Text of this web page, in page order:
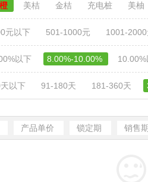
美桔 金桔 充电桩 美柚
元以下 501-1000元 1001-
以下 8.00%-10.00%
以下 91-180天 181-360天
产品单价 锁定期 销售